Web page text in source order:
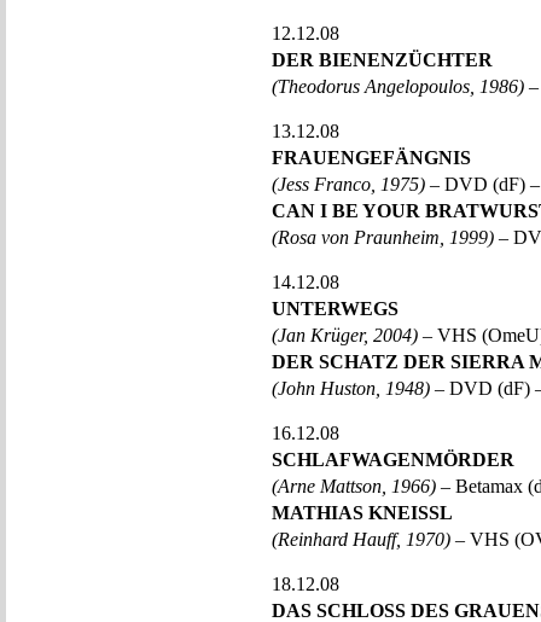
12.12.08
DER BIENENZÜCHTER
(Theodorus Angelopoulos, 1986)
13.12.08
FRAUENGEFÄNGNIS
(Jess Franco, 1975) – DVD (dF)
CAN I BE YOUR
(Rosa von Praunheim, 1999) –
14.12.08
UNTERWEGS
(Jan Krüger, 2004) – VHS
DER SCHATZ DER SIERRA
(John Huston, 1948) – DVD (dF)
16.12.08
SCHLAFWAGENMÖRDER
(Arne Mattson, 1966) – Betamax
MATHIAS KNEISSL
(Reinhard Hauff, 1970) – VHS
18.12.08
DAS SCHLOSS DES